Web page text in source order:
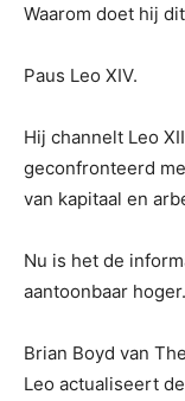
Waarom doet hij
Paus Leo XIV.
Hij channelt Leo
geconfronteerd
van kapitaal en
Nu is het de
aantoonbaar hoger.
Brian Boyd van
Leo actualiseert